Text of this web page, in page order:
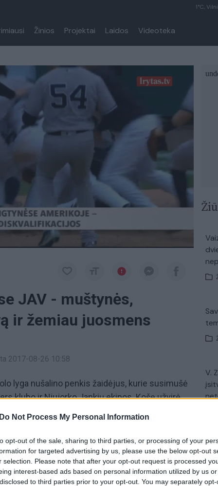
Do Not Process My Personal Information
opt-out of the sale, sharing to third parties, or processing of your
for targeted advertising by us, please use the below opt-out
selection. Please note that after your opt-out request is processed
interest-based ads based on personal information utilized by us
to third parties prior to your opt-out. You may separately
1°C,
Žinios Projektai Laidos Videoteka
JAV - muštynės,
ir žemiau juosmens
2017-08-26 10:58
lyga nušalino penkis žaidėjus, kurie susimušė
klubo ir Niujorko Jankių ekipos. Košę užvirė
vožęs savo varžovui iš Niujorko. Ne
ne taip pavyko išskirti kitiems žaidėjams.
muštynės JAV Detroitas
Reporteris
V.